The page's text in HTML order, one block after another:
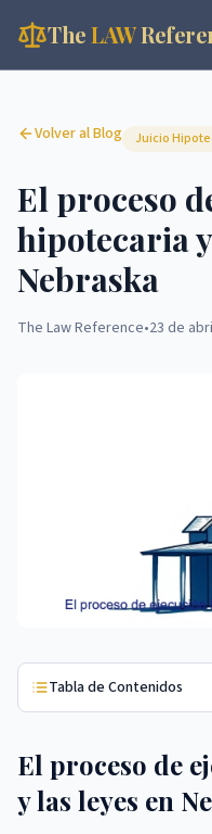
TheLAW
Volver al Blog Juicio
El proceso
hipotecaria
Nebraska
The Law Reference•23 de
Tabla de Contenidos
El proceso de
y las leyes en